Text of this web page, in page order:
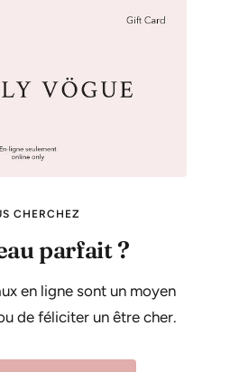
CHERCHEZ
parfait ?
en ligne sont un moyen
de féliciter un être cher.